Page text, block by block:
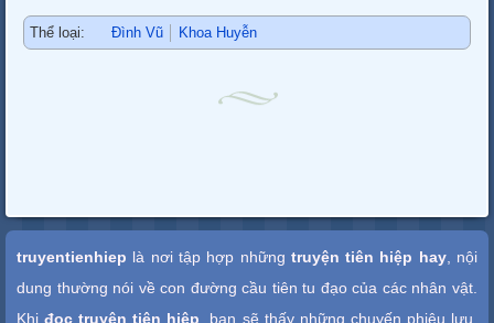
Thể loại: Đình Vũ Khoa Huyễn
truyentienhiep là nơi tập hợp những truyện tiên hiệp hay, nội
dung thường nói về con đường cầu tiên tu đạo của các nhân vật.
Khiđọc truyện tiên hiệp , bạn sẽ thấy những chuyến phiêu lưu,